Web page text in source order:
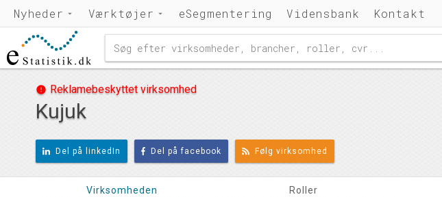
Nyheder Værktøjer eSegmentering Vidensbank Kontakt
error Reklamebeskyttet virksomhed
Kujuk
Del på linkedIn Del på facebook Følg virksomhed
Virksomheden Roller